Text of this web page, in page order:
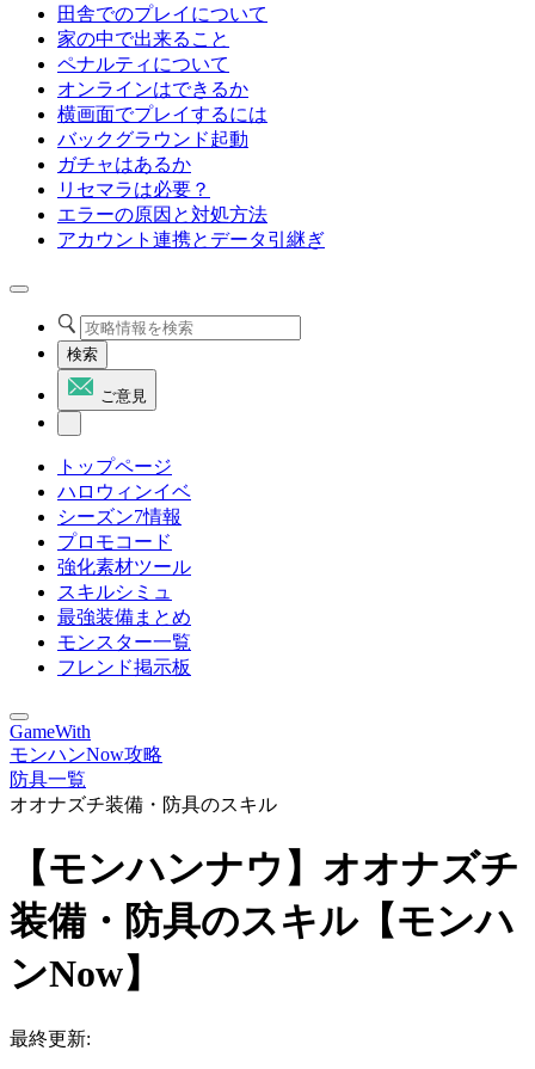
田舎でのプレイについて
家の中で出来ること
ペナルティについて
オンラインはできるか
横画面でプレイするには
バックグラウンド起動
ガチャはあるか
リセマラは必要？
エラーの原因と対処方法
アカウント連携とデータ引継ぎ
検索
ご意見
トップページ
ハロウィンイベ
シーズン7情報
プロモコード
強化素材ツール
スキルシミュ
最強装備まとめ
モンスター一覧
フレンド掲示板
GameWith
モンハンNow攻略
防具一覧
オオナズチ装備・防具のスキル
【モンハンナウ】オオナズチ
装備・防具のスキル【モンハ
ンNow】
最終更新: